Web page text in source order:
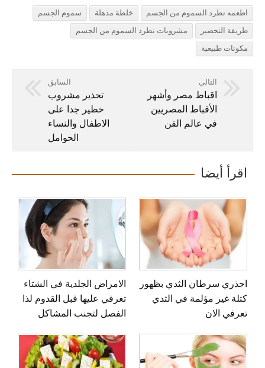
اطعمه تطرد السموم من الجسم خلطة مذهلة
سموم الجسم
طريقة التحضير
مشروبات تطرد السموم من الجسم
مكونات طبيعية
التالي
اقباط مصر وأشهر
الأقباط المصريين
في عالم الفن
السابق
تحذير مشروب
خطير جدا على
الاطفال والنساء
الحوامل
اقرأ أيضا
احذري سرطان الثدي بظهور
كتلة غير مؤلمة في الثدي
تعرفي الان
الامراض الجلدية في الشتاء
تعرفي عليها قبل القدوم لذا
الفصل لتجنب المشاكل